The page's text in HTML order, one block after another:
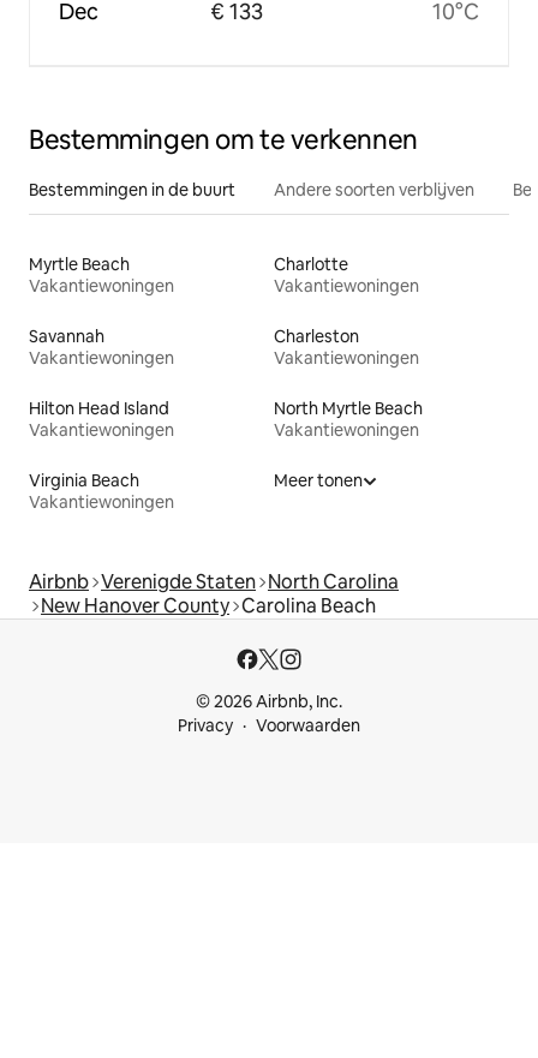
Dec € 133 10°C
Bestemmingen om te verkennen
Bestemmingen in de buurt Andere soorten verblijven
Myrtle Beach
Vakantiewoningen
Charlotte
Vakantiewoningen
Savannah
Vakantiewoningen
Charleston
Vakantiewoningen
Hilton Head Island
Vakantiewoningen
North Myrtle Beach
Vakantiewoningen
Virginia Beach
Vakantiewoningen
Meer tonen
Airbnb Verenigde Staten North Carolina
New Hanover County Carolina Beach
© 2026 Airbnb, Inc.
Privacy
Voorwaarden